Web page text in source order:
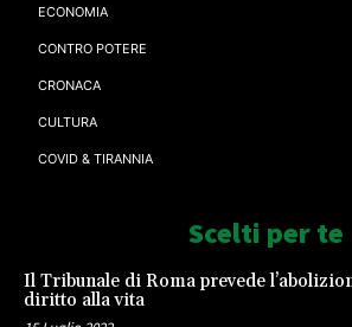
ECONOMIA
CONTRO POTERE
CRONACA
CULTURA
COVID & TIRANNIA
Scelti per te
Il Tribunale di Roma prevede
diritto alla vita